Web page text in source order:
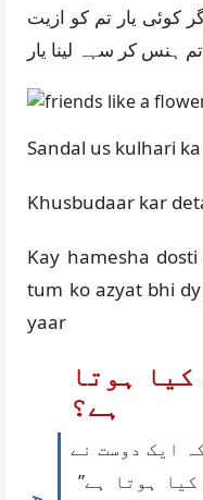
کوئی یار تم کو ازیت
ہنس کر سہہ لینا یار
Sandal us kulhari
Khusbudaar kar
Kay hamesha
tum ko azyat bhi
yaar
ہوتا
ہے؟
ایک دوست نے
ہوتا ہے”